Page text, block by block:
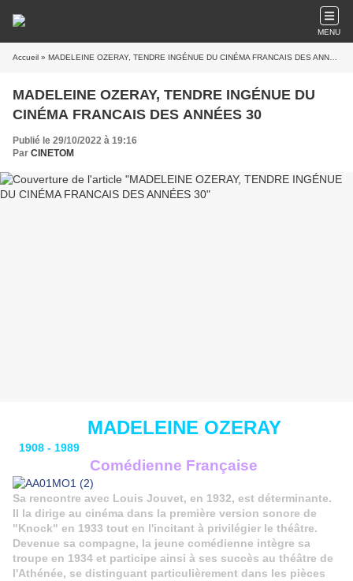
MENU
Accueil » MADELEINE OZERAY, TENDRE INGÉNUE DU CINÉMA FRANCAIS DES ANNÉES 30
MADELEINE OZERAY, TENDRE INGÉNUE DU
CINÉMA FRANCAIS DES ANNÉES 30
Publié le 29/10/2022 à 19:16
Par CINETOM
MADELEINE OZERAY
1908 - 1989
Comédienne Française
Sa rencontre avec Louis Jouvet, en 1932, est déterminante.
Il la dirige au cinéma dans la première version sonore de
"Knock" en 1933 tout en l'incitant à privilégier le théâtre.
Devenue sa compagne, la jeune comédienne intègre sa
troupe en 1934 et participe ainsi à ses succès au théâtre de
l'Athénée, se distinguant particulièrement dans les pièces